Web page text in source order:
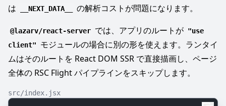
は
__NEXT_DATA__ の解析コストが問題になります。
@lazarv/react-server では、アプリのルートが "use
client"
モジュールの場合に別の形を使えます。ランタイ
ムはそのルートを React DOM SSR で直接描画し、ページ
全体の RSC Flight パイプラインをスキップします。
src/index.jsx